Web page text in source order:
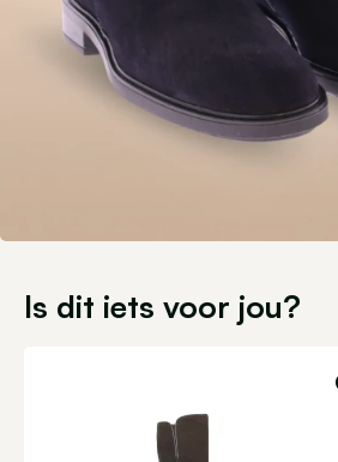
Is dit iets voor jou?